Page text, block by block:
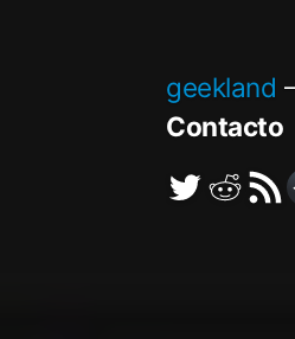
geekland
Contacto
TwitterReddit
RSS